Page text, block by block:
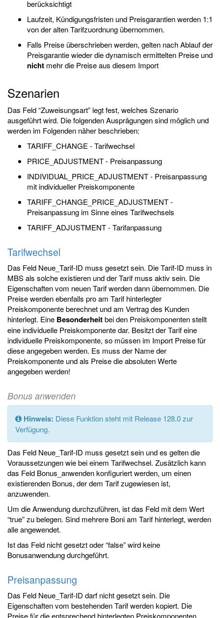
berücksichtigt
Laufzeit, Kündigungsfristen und Preisgarantien werden 1:1
von der alten Tarifzuordnung übernommen.
Falls Preise überschrieben werden, gelten nach Ablauf der
Preisgarantie wieder die dynamisch ermittelten Preise und
nicht mehr die Preise aus diesem Import
Szenarien
Das Feld “Zuweisungsart” legt fest, welches Szenario
ausgeführt wird. Die folgenden Ausprägungen sind möglich und
werden im Folgenden näher beschrieben:
TARIFF_CHANGE - Tarifwechsel
PRICE_ADJUSTMENT - Preisanpassung
INDIVIDUAL_PRICE_ADJUSTMENT - Preisanpassung
mit individueller Preiskomponente
TARIFF_CHANGE_PRICE_ADJUSTMENT -
Preisanpassung im Sinne eines Tarifwechsels
TARIFF_ADJUSTMENT - Tarifanpassung
Tarifwechsel
Das Feld Neue_Tarif-ID muss gesetzt sein. Die Tarif-ID muss in
MBS als solche existieren und der Tarif muss aktiv sein. Die
Eigenschaften vom neuen Tarif werden dann übernommen. Die
Preise werden ebenfalls pro am Tarif hinterlegter
Preiskomponente berechnet und am Vertrag des Kunden
hinterlegt. Eine Besonderheitbei den Preiskomponenten stellt
eine individuelle Preiskomponente dar. Besitzt der Tarif eine
individuelle Preiskomponente, so müssen im Import Preise für
diese angegeben werden. Es muss der Name der
Preiskomponente und als Preise die absoluten Werte
angegeben werden!
Bonus anwenden
Hinweis: Diese Funktion steht mit Release 128.0 zur
Verfügung.
Das Feld Neue_Tarif-ID muss gesetzt sein und es gelten die
Voraussetzungen wie bei einem Tarifwechsel. Zusätzlich kann
das Feld Bonus_anwenden konfiguriert werden, um einen
existierenden Bonus, der dem Tarif zugewiesen ist,
anzuwenden.
Um die Anwendung durchzuführen, ist das Feld mit dem Wert
“true” zu belegen. Sind mehrere Boni am Tarif hinterlegt, werden
alle angewendet.
Ist das Feld nicht gesetzt oder “false” wird keine
Bonusanwendung durchgeführt.
Preisanpassung
Das Feld Neue_Tarif-ID darf nicht gesetzt sein. Die
Eigenschaften vom bestehenden Tarif werden kopiert. Die
Preise für die entsprechend hinterlegten Preiskomponenten